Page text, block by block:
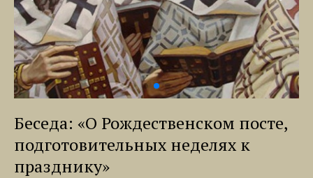
Беседа: «О Рождественском посте,
подготовительных неделях к
празднику»